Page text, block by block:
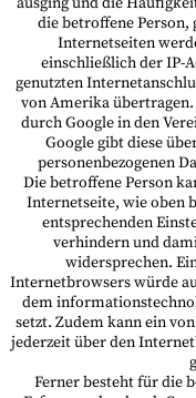
die betroffene Person,
Internetseiten
einschließlich der IP-
genutzten
von Amerika übertragen.
durch Google in den
Google gibt diese
personenbezogenen
Die betroffene Person
Internetseite, wie oben
entsprechenden
verhindern und
widersprechen.
Internetbrowsers würde
dem
setzt. Zudem kann ein
jederzeit über den
Ferner besteht für die